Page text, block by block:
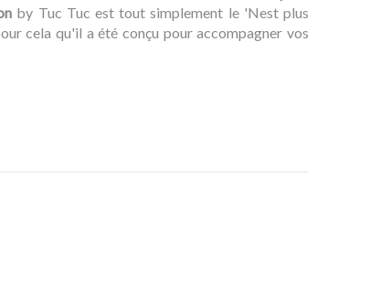
by Tuc Tuc est tout simplement le 'Nest plus
cela qu'il a été conçu pour accompagner vos